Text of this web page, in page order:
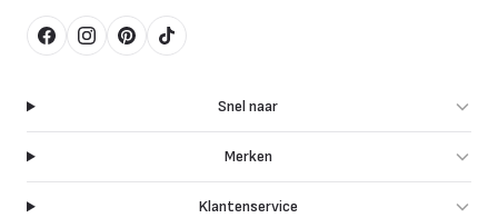
FacebookInstagram
Pinterest
TikTok
Snel naar
Merken
Klantenservice